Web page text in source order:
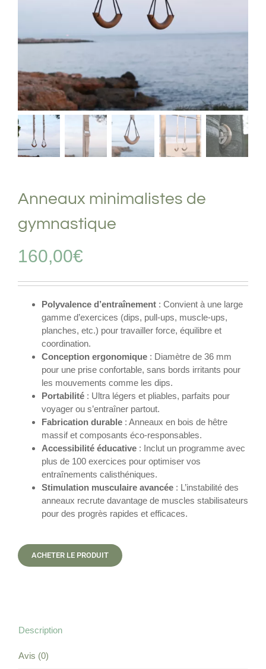
Anneaux minimalistes de
gymnastique
160,00€
Polyvalence d’entraînement : Convient à une large
gamme d’exercices (dips, pull-ups, muscle-ups,
planches, etc.) pour travailler force, équilibre et
coordination.
Conception ergonomique : Diamètre de 36 mm
pour une prise confortable, sans bords irritants pour
les mouvements comme les dips.
Portabilité : Ultra légers et pliables, parfaits pour
voyager ou s’entraîner partout.
Fabrication durable : Anneaux en bois de hêtre
massif et composants éco-responsables.
Accessibilité éducative : Inclut un programme avec
plus de 100 exercices pour optimiser vos
entraînements calisthéniques.
Stimulation musculaire avancée : L’instabilité des
anneaux recrute davantage de muscles stabilisateurs
pour des progrès rapides et efficaces.
ACHETER LE PRODUIT
Description
Avis (0)